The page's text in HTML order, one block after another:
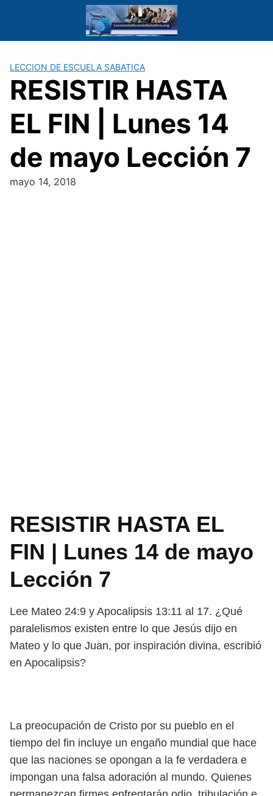
LECCION DE ESCUELA SABATICA
RESISTIR HASTA
EL FIN | Lunes 14
de mayo Lección 7
mayo 14, 2018
RESISTIR HASTA EL
FIN | Lunes 14 de mayo
Lección 7
Lee Mateo 24:9 y Apocalipsis 13:11 al 17. ¿Qué
paralelismos existen entre lo que Jesús dijo en
Mateo y lo que Juan, por inspiración divina, escribió
en Apocalipsis?
La preocupación de Cristo por su pueblo en el
tiempo del fin incluye un engaño mundial que hace
que las naciones se opongan a la fe verdadera e
impongan una falsa adoración al mundo. Quienes